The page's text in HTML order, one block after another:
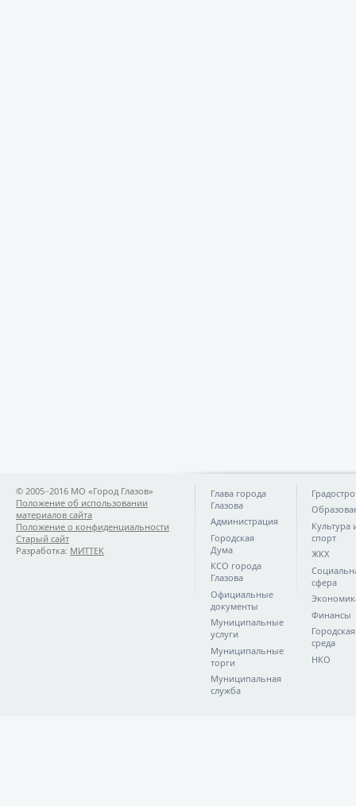
© 2005−2016 МО «Город Глазов»
Положение об использовании
материалов сайта
Положение о конфиденциальности
Старый сайт
Разработка: МИТТЕК
Глава города
Глазова
Администрация
Городская
Дума
КСО города
Глазова
Официальные
документы
Муниципальные
услуги
Муниципальные
торги
Муниципальная
служба
Культура
спорт
ЖКХ
сфера
Финансы
Городская
среда
НКО